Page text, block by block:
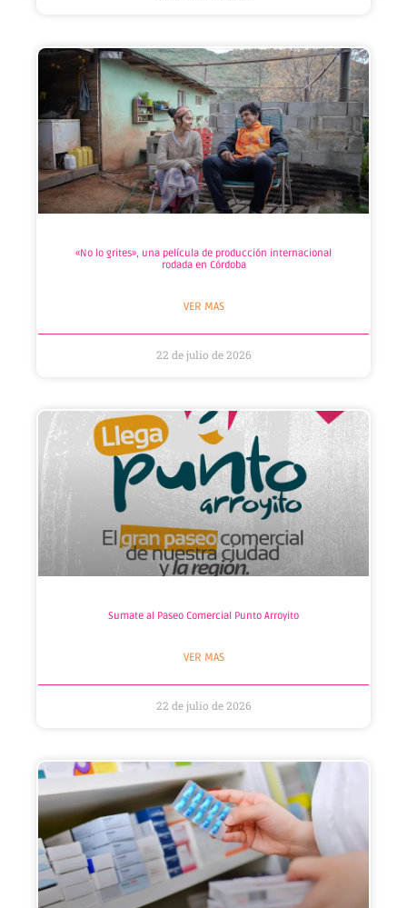
«No lo grites», una película de producción internacional
rodada en Córdoba
VER MAS
22 de julio de 2026
Sumate al Paseo Comercial Punto Arroyito
VER MAS
22 de julio de 2026